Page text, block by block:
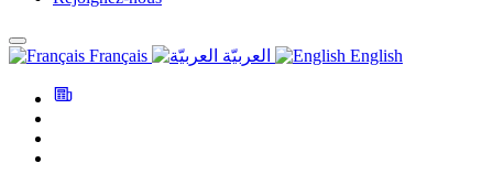
Français English